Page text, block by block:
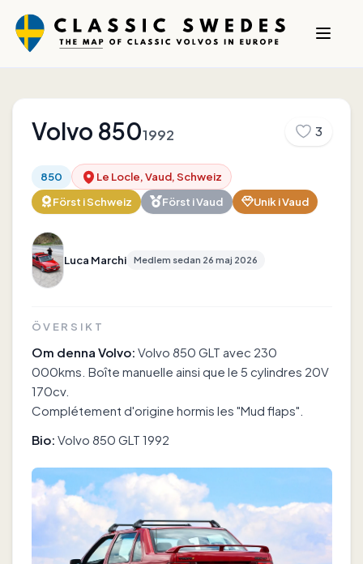
Volvo 8501992 3
850
Le Locle, Vaud, Schweiz
Först iSchweiz Först iVaud Unik iVaud
Luca Marchi Medlem sedan 26 maj 2026
ÖVERSIKT
Om denna Volvo: Volvo 850 GLT avec 230
000kms. Boîte manuelle ainsi que le 5 cylindres 20V
170cv.
Complétement d'origine hormis les "Mud flaps".
Bio: Volvo 850 GLT 1992